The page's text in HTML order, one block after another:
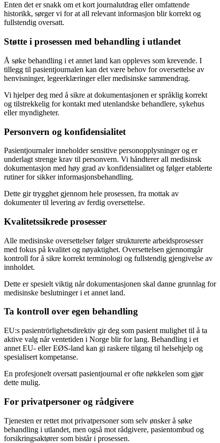
Enten det er snakk om et kort journalutdrag eller omfattende
historikk, sørger vi for at all relevant informasjon blir korrekt og
fullstendig oversatt.
Støtte i prosessen med behandling i utlandet
Å søke behandling i et annet land kan oppleves som krevende. I
tillegg til pasientjournalen kan det være behov for oversettelse av
henvisninger, legeerklæringer eller medisinske sammendrag.
Vi hjelper deg med å sikre at dokumentasjonen er språklig korrekt
og tilstrekkelig for kontakt med utenlandske behandlere, sykehus
eller myndigheter.
Personvern og konfidensialitet
Pasientjournaler inneholder sensitive personopplysninger og er
underlagt strenge krav til personvern. Vi håndterer all medisinsk
dokumentasjon med høy grad av konfidensialitet og følger etablerte
rutiner for sikker informasjonsbehandling.
Dette gir trygghet gjennom hele prosessen, fra mottak av
dokumenter til levering av ferdig oversettelse.
Kvalitetssikrede prosesser
Alle medisinske oversettelser følger strukturerte arbeidsprosesser
med fokus på kvalitet og nøyaktighet. Oversettelsen gjennomgår
kontroll for å sikre korrekt terminologi og fullstendig gjengivelse av
innholdet.
Dette er spesielt viktig når dokumentasjonen skal danne grunnlag for
medisinske beslutninger i et annet land.
Ta kontroll over egen behandling
EU:s pasientrörlighetsdirektiv gir deg som pasient mulighet til å ta
aktive valg når ventetiden i Norge blir for lang. Behandling i et
annet EU- eller EØS-land kan gi raskere tilgang til helsehjelp og
spesialisert kompetanse.
En profesjonelt oversatt pasientjournal er ofte nøkkelen som gjør
dette mulig.
For privatpersoner og rådgivere
Tjenesten er rettet mot privatpersoner som selv ønsker å søke
behandling i utlandet, men også mot rådgivere, pasientombud og
forsikringsaktører som bistår i prosessen.